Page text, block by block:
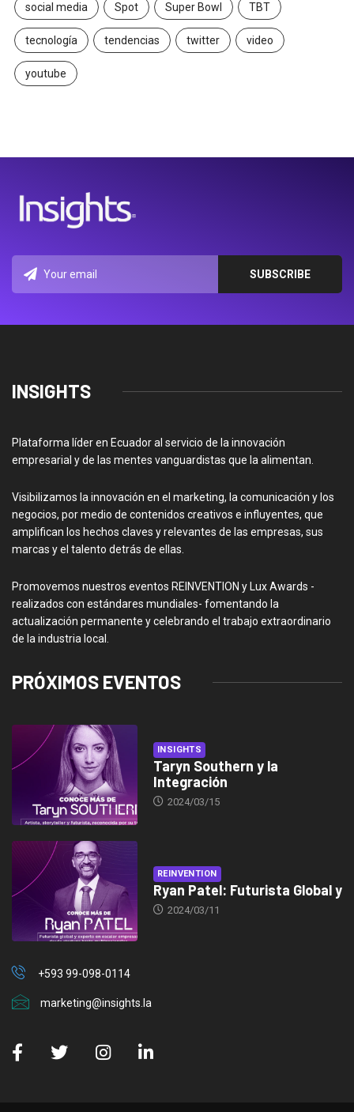
social media Spot Super Bowl TBT
tecnología tendencias twitter video
youtube
INSIGHTS
Plataforma líder en Ecuador al servicio de la innovación
empresarial y de las mentes vanguardistas que la alimentan.
Visibilizamos la innovación en el marketing, la comunicación y los
negocios, por medio de contenidos creativos e influyentes, que
amplifican los hechos claves y relevantes de las empresas, sus
marcas y el talento detrás de ellas.
Promovemos nuestros eventos REINVENTION y Lux Awards -
realizados con estándares mundiales- fomentando la
actualización permanente y celebrando el trabajo extraordinario
de la industria local.
PRÓXIMOS EVENTOS
INSIGHTS
Taryn Southern y la
Integración
2024/03/15
REINVENTION
Ryan Patel: Futurista Global y
2024/03/11
+593 99-098-0114
marketing@insights.la